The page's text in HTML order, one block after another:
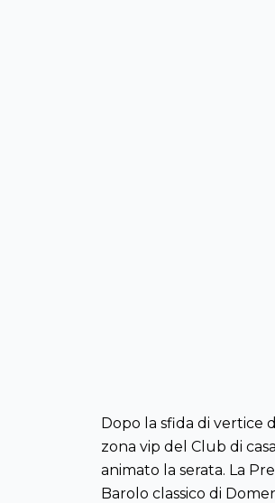
Dopo la sfida di vertice
zona vip del Club di
animato la serata. La
Barolo classico di